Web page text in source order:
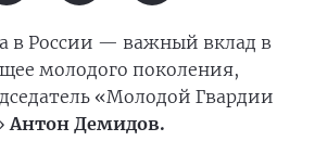
в России — важный вклад в
молодого поколения,
«Молодой Гвардии
Антон Демидов.